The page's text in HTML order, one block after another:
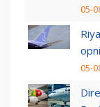
05-
05-